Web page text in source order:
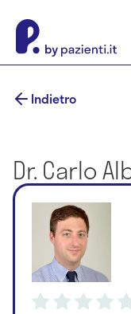
Indietro
Dr. Carlo